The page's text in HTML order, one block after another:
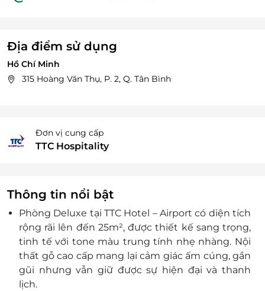
Địa điểm sử dụng
Hồ Chí Minh
315 Hoàng Văn Thụ, P. 2, Q. Tân Bình
Đơn vị cung cấp
TTC Hospitality
Thông tin nổi bật
Phòng Deluxe tại TTC Hotel – Airport có diện tích
rộng rãi lên đến 25m², được thiết kế sang trọng,
tinh tế với tone màu trung tính nhẹ nhàng. Nội
thất gỗ cao cấp mang lại cảm giác ấm cúng, gần
gũi nhưng vẫn giữ được sự hiện đại và thanh
lịch.